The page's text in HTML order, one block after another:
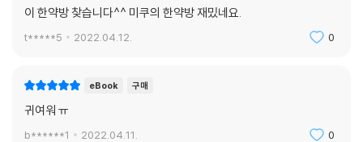
이 한약방 찾습니다^^ 미쿠의 한약방 재밌네요.
t*****5 2022.04.12. 0
eBook 구매
귀여워 ㅠ
b******1 2022.04.11. 0